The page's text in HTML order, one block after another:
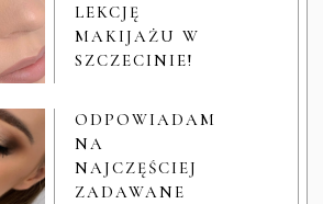
LEKCJĘ
MAKIJAŻU W
SZCZECINIE!
ODPOWIADAM
NA
NAJCZĘŚCIEJ
ZADAWANE